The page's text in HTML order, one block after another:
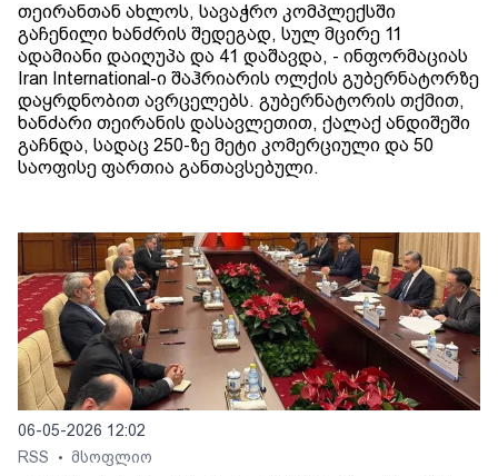
თეირანთან ახლოს, სავაჭრო კომპლექსში
გაჩენილი ხანძრის შედეგად, სულ მცირე 11
ადამიანი დაიღუპა და 41 დაშავდა, - ინფორმაციას
Iran International-ი შაჰრიარის ოლქის გუბერნატორზე
დაყრდნობით ავრცელებს. გუბერნატორის თქმით,
ხანძარი თეირანის დასავლეთით, ქალაქ ანდიშეში
გაჩნდა, სადაც 250-ზე მეტი კომერციული და 50
საოფისე ფართია განთავსებული.
06-05-2026 12:02
RSS
• მსოფლიო